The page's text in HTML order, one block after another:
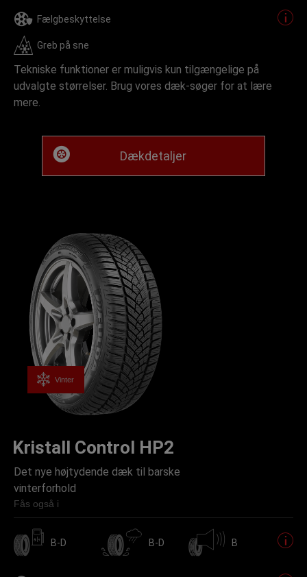
Fælgbeskyttelse
Greb på sne
Tekniske funktioner er muligvis kun tilgængelige på
udvalgte størrelser. Brug vores dæk-søger for at lære
mere.
Dækdetaljer
Vinter
Kristall Control HP2
Det nye højtydende dæk til barske
vinterforhold
Fås også i
B-D B-D B